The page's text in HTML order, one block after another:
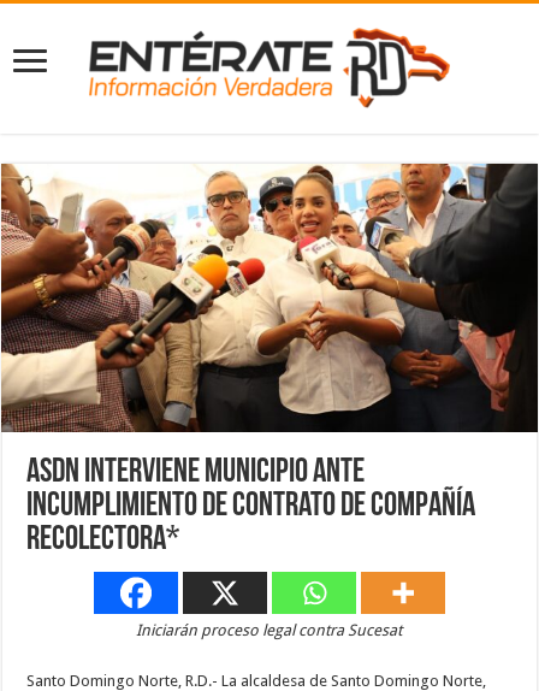
ASDN interviene municipio ante
incumplimiento de contrato de compañía
recolectora*
Iniciarán proceso legal contra Sucesat
Santo Domingo Norte, R.D.- La alcaldesa de Santo Domingo Norte,